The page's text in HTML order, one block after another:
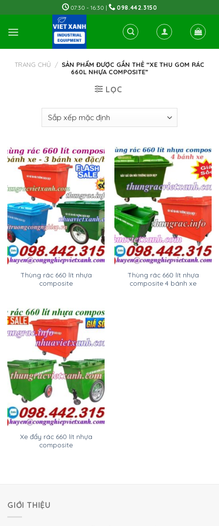
to
content
07:30 - 16:30 | 098.442.3150
TRANG CHỦ / SẢN PHẨM ĐƯỢC GẮN THẺ “XE THU GOM RÁC
660L NHỰA COMPOSITE”
LỌC
Thùng rác 660 lít nhựa
composite
Thùng rác 660 lít nhựa
composite 4 bánh xe
Xe đẩy rác 660 lít nhựa
composite
GIỚI THIỆU